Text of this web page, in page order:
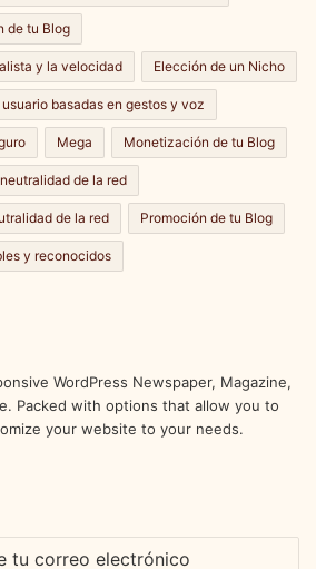
de tu Blog
y la velocidad Elección de un Nicho
basadas en gestos y voz
Mega Monetización de tu Blog
de la red
de la red Promoción de tu Blog
y reconocidos
WordPress Newspaper, Magazine,
Packed with options that allow you to
your website to your needs.